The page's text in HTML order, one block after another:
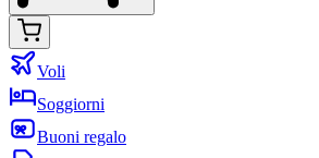
Voli
Soggiorni
Buoni regalo